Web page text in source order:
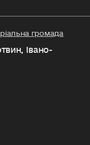
громада
Івано-